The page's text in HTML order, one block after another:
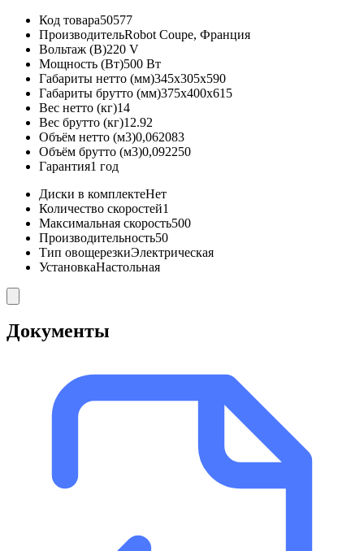
Код товара50577
ПроизводительRobot Coupe, Франция
Вольтаж (В)220 V
Мощность (Вт)500 Вт
Габариты нетто (мм)345x305x590
Габариты брутто (мм)375x400x615
Вес нетто (кг)14
Вес брутто (кг)12.92
Объём нетто (м3)0,062083
Объём брутто (м3)0,092250
Гарантия1 год
Диски в комплектеНет
Количество скоростей1
Максимальная скорость500
Производительность50
Тип овощерезкиЭлектрическая
УстановкаНастольная
Документы